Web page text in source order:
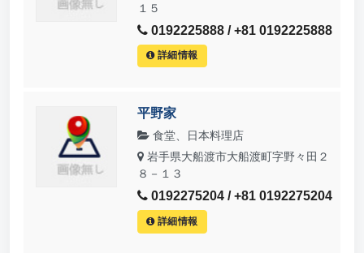
１５
0192225888 / +81 0192225888
詳細情報
平野家
食堂、日本料理店
岩手県大船渡市大船渡町字野々田２
８－１３
0192275204 / +81 0192275204
詳細情報